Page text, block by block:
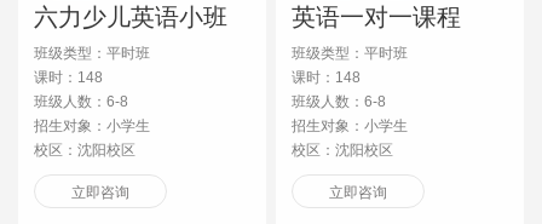
六力少儿英语小班
课程
班级类型：平时班
课时：148
班级人数：6-8
招生对象：小学生
校区：沈阳校区
立即咨询
英语一对一课程
班级类型：平时班
课时：148
班级人数：6-8
招生对象：小学生
校区：沈阳校区
立即咨询